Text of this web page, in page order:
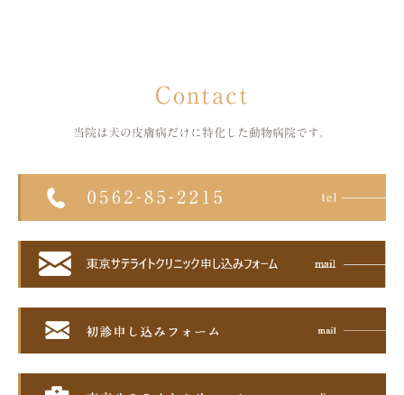
Contact
当院は犬の皮膚病だけに特化した 動物病院です。